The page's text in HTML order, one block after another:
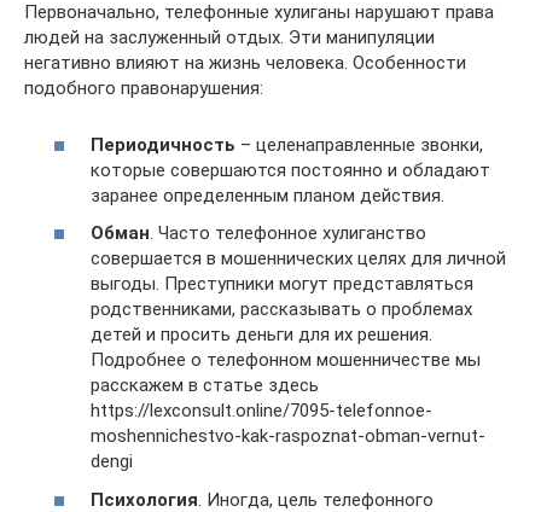
Первоначально, телефонные хулиганы нарушают права
людей на заслуженный отдых. Эти манипуляции
негативно влияют на жизнь человека. Особенности
подобного правонарушения:
Периодичность – целенаправленные звонки,
которые совершаются постоянно и обладают
заранее определенным планом действия.
Обман. Часто телефонное хулиганство
совершается в мошеннических целях для личной
выгоды. Преступники могут представляться
родственниками, рассказывать о проблемах
детей и просить деньги для их решения.
Подробнее о телефонном мошенничестве мы
расскажем в статье здесь
https://lexconsult.online/7095-telefonnoe-
moshennichestvo-kak-raspoznat-obman-vernut-
dengi
Психология . Иногда, цель телефонного